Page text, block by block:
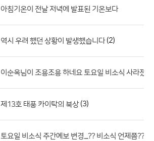
아침기온이 전날 저녁에 발표된 기온보다
역시 우려 했던 상황이 발생했습니다(2)
이순옥님이 조용조용 하네요 토요일 비소식 사라졌는
제13호 태풍 카이탁의 북상(3)
토요일 비소식 주간예보 변경....?? 비소식 언제쯤??